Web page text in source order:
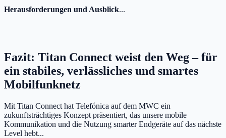
Herausforderungen und Ausblick...
Fazit: Titan Connect weist den Weg – für
ein stabiles, verlässliches und smartes
Mobilfunknetz
Mit Titan Connect hat Telefónica auf dem MWC ein
zukunftsträchtiges Konzept präsentiert, das unsere mobile
Kommunikation und die Nutzung smarter Endgeräte auf das nächste
Level hebt...